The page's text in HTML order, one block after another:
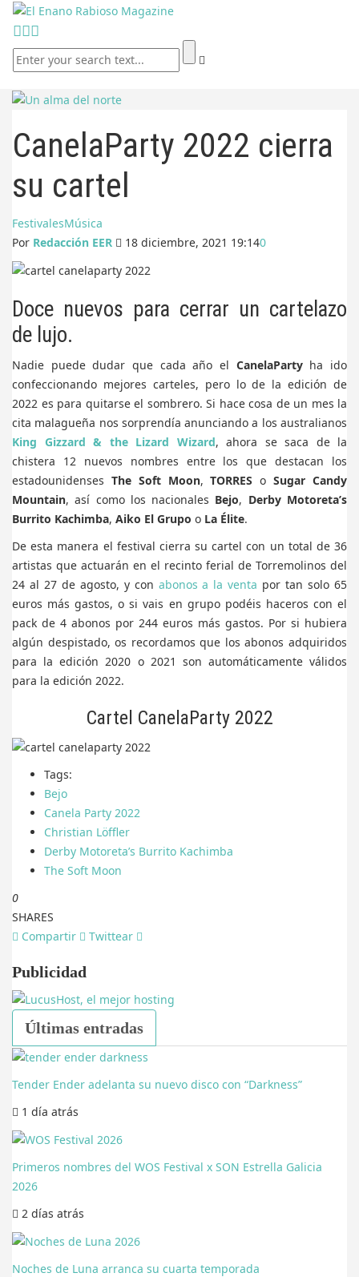
CanelaParty 2022 cierra
su cartel
FestivalesMúsica
Por Redacción EER 18 diciembre, 2021 19:140
Doce nuevos para cerrar un cartelazo
de lujo.
Nadie puede dudar que cada año el CanelaPartyha ido
confeccionando mejores carteles, pero lo de la edición de
2022 es para quitarse el sombrero. Si hace cosa de un mes la
cita malagueña nos sorprendía anunciando a los australianos
King Gizzard & the Lizard Wizard, ahora se saca de la
chistera 12 nuevos nombres entre los que destacan los
estadounidenses The Soft Moon,TORRES oSugar Candy
Mountain, así como los nacionales Bejo, Derby Motoreta’s
Burrito Kachimba, Aiko El Grupo o La Élite.
De esta manera el festival cierra su cartel con un total de 36
artistas que actuarán en el recinto ferial de Torremolinos del
24 al 27 de agosto, y con abonos a la venta por tan solo 65
euros más gastos, o si vais en grupo podéis haceros con el
pack de 4 abonos por 244 euros más gastos. Por si hubiera
algún despistado, os recordamos que los abonos adquiridos
para la edición 2020 o 2021 son automáticamente válidos
para la edición 2022.
Cartel CanelaParty 2022
Tags:
Bejo
Canela Party 2022
Christian Löffler
Derby Motoreta’s Burrito Kachimba
The Soft Moon
0
SHARES
Compartir
Twittear
Publicidad
Últimas entradas
Tender Ender adelanta su nuevo disco con “Darkness”
1 día atrás
Primeros nombres del WOS Festival x SON Estrella Galicia
2026
2 días atrás
Noches de Luna arranca su cuarta temporada